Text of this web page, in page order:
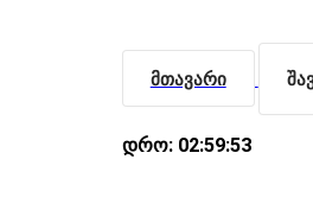
მთავარი
დრო: 02:59:52